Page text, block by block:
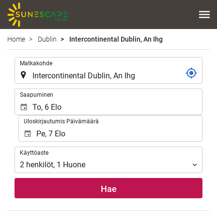
Home Dublin Intercontinental Dublin, An Ihg
Matkakohde
Saapuminen
Uloskirjautumis Päivämäärä
Käyttöaste
Käyttöaste
2 henkilöt, 1 Huone
Hae